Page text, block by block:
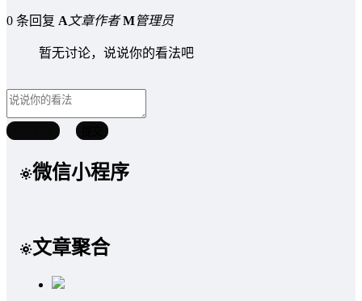
0 条回复 A文章作者 M管理员
暂无讨论，说说你的看法吧
微信小程序
文章聚合